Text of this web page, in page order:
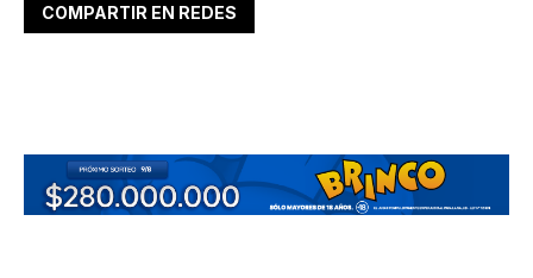
COMPARTIR EN REDES